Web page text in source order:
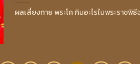
ผลเสี่ยงทาย พระโค กินอะไรในพระราชพิ